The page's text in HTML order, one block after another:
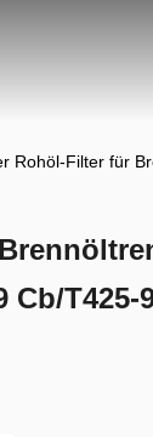
Rohöl-Filter für
Cb/T425-